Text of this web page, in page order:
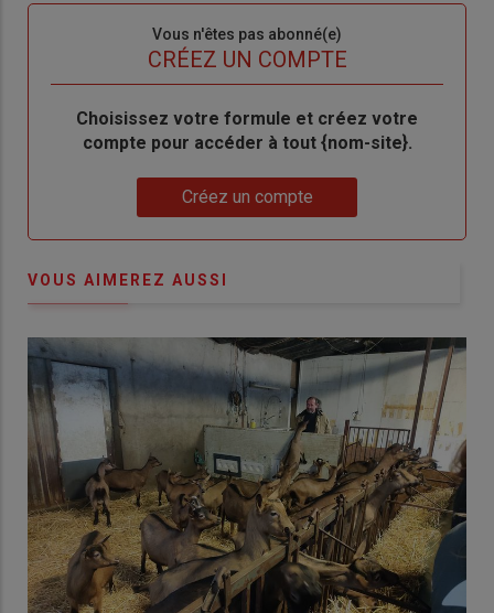
Vous n'êtes pas abonné(e)
CRÉEZ UN COMPTE
BodyChoisissez votre formule et créez votre
compte pour accéder à tout {nom-site}.
Créez un compte
VOUS AIMEREZ AUSSI